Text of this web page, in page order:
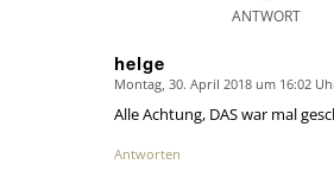
ANTWORT
helge
says:
Montag, 30. April 2018 um 16:02
Alle Achtung, DAS war mal
Antworten